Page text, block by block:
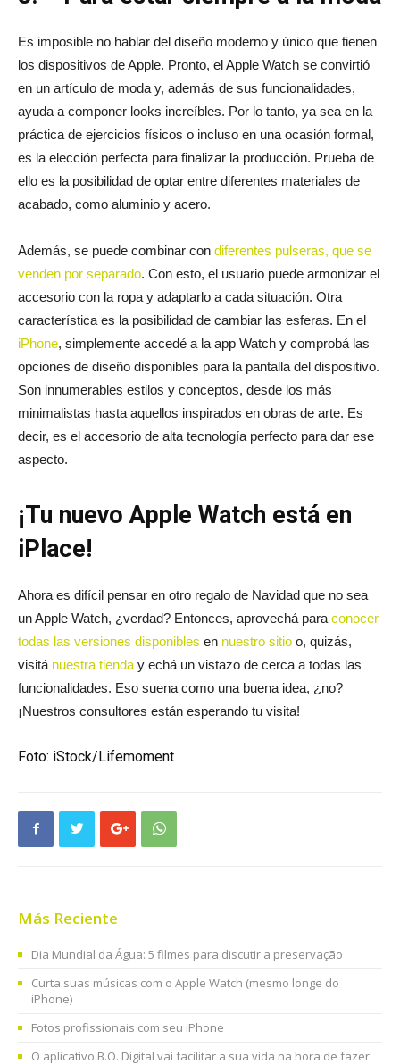
Es imposible no hablar del diseño moderno y único que tienen
los dispositivos de Apple. Pronto, el Apple Watch se convirtió
en un artículo de moda y, además de sus funcionalidades,
ayuda a componer looks increíbles. Por lo tanto, ya sea en la
práctica de ejercicios físicos o incluso en una ocasión formal,
es la elección perfecta para finalizar la producción. Prueba de
ello es la posibilidad de optar entre diferentes materiales de
acabado, como aluminio y acero.
Además, se puede combinar con diferentes pulseras, que se
venden por separado. Con esto, el usuario puede armonizar el
accesorio con la ropa y adaptarlo a cada situación. Otra
característica es la posibilidad de cambiar las esferas. En el
iPhone, simplemente accedé a la app Watch y comprobá las
opciones de diseño disponibles para la pantalla del dispositivo.
Son innumerables estilos y conceptos, desde los más
minimalistas hasta aquellos inspirados en obras de arte. Es
decir, es el accesorio de alta tecnología perfecto para dar ese
aspecto.
¡Tu nuevo Apple Watch está en
iPlace!
Ahora es difícil pensar en otro regalo de Navidad que no sea
un Apple Watch, ¿verdad? Entonces, aprovechá para conocer
todas las versiones disponibles en nuestro sitio o, quizás,
visitá nuestra tienda y echá un vistazo de cerca a todas las
funcionalidades. Eso suena como una buena idea, ¿no?
¡Nuestros consultores están esperando tu visita!
Foto: iStock/Lifemoment
Más Reciente
Dia Mundial da Água: 5 filmes para discutir a preservação
Curta suas músicas com o Apple Watch (mesmo longe do
iPhone)
Fotos profissionais com seu iPhone
O aplicativo B.O. Digital vai facilitar a sua vida na hora de fazer